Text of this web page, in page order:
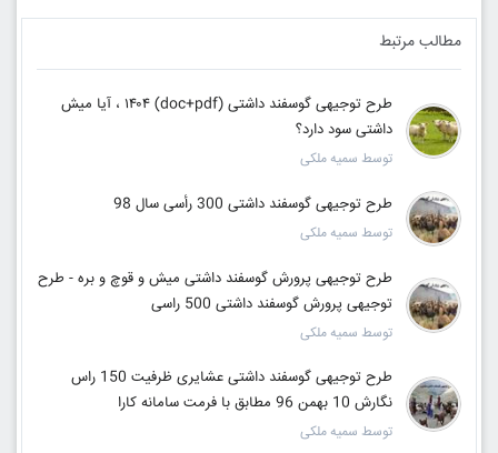
مطالب مرتبط
طرح توجیهی گوسفند داشتی (doc+pdf) ۱۴۰۴ ، آیا میش
داشتی سود دارد؟
توسط سمیه ملکی
طرح توجیهی گوسفند داشتی 300 رأسی سال 98
توسط سمیه ملکی
طرح توجیهی پرورش گوسفند داشتی میش و قوچ و بره - طرح
توجیهی پرورش گوسفند داشتی 500 راسی
توسط سمیه ملکی
طرح توجیهی گوسفند داشتی عشایری ظرفیت 150 راس
نگارش 10 بهمن 96 مطابق با فرمت سامانه کارا
توسط سمیه ملکی